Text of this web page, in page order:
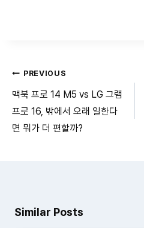
글
탐
색
PREVIOUS
맥북 프로 14 M5 vs LG 그램
프로 16, 밖에서 오래 일한다
면 뭐가 더 편할까?
Similar Posts